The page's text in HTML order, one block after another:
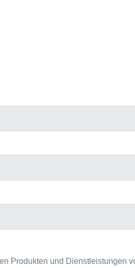
Produkten und Dienstleistungen